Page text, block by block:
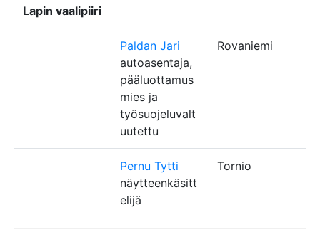
Lapin vaalipiiri
Paldan Jari
autoasentaja,
pääluottamus
mies ja
työsuojeluvalt
uutettu
Rovaniemi
Pernu Tytti
näytteenkäsitt
elijä
Tornio